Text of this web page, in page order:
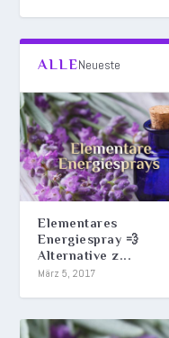
ALLENeueste
Elementares
Energiespray 💨
Alternative z...
März 5, 2017